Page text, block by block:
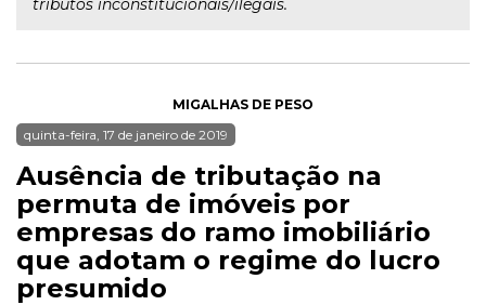
tributos inconstitucionais/ilegais.
MIGALHAS DE PESO
quinta-feira, 17 de janeiro de 2019
Ausência de tributação na
permuta de imóveis por
empresas do ramo imobiliário
que adotam o regime do lucro
presumido